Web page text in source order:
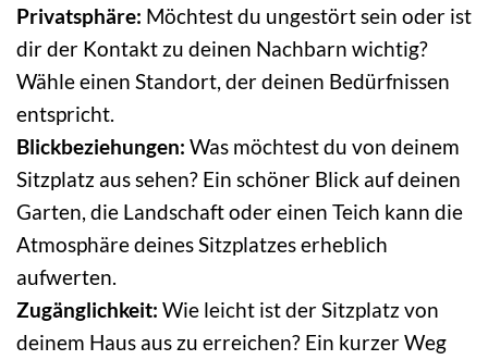
Privatsphäre: Möchtest du ungestört sein oder ist
dir der Kontakt zu deinen Nachbarn wichtig?
Wähle einen Standort, der deinen Bedürfnissen
entspricht.
Blickbeziehungen: Was möchtest du von deinem
Sitzplatz aus sehen? Ein schöner Blick auf deinen
Garten, die Landschaft oder einen Teich kann die
Atmosphäre deines Sitzplatzes erheblich
aufwerten.
Zugänglichkeit: Wie leicht ist der Sitzplatz von
deinem Haus aus zu erreichen? Ein kurzer Weg